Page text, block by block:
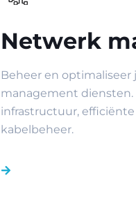
Netwerk
Beheer en
management
infrastructuur,
kabelbeheer.